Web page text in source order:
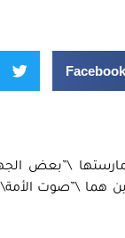
Facebook
\”بعض
هما \”صوت